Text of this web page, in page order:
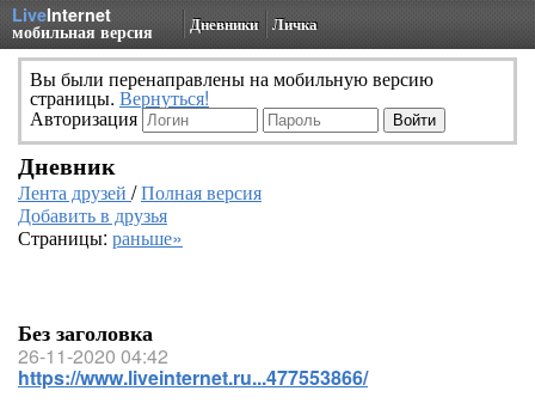
LiveInternet
мобильная версия Дневники Личка
Вы были перенаправлены на мобильную версию
страницы. Вернуться!
Авторизация
Дневник
Лента друзей /Полная версия
Добавить в друзья
Страницы: раньше»
Без заголовка
26-11-2020 04:42
https://www.liveinternet.ru...477553866/